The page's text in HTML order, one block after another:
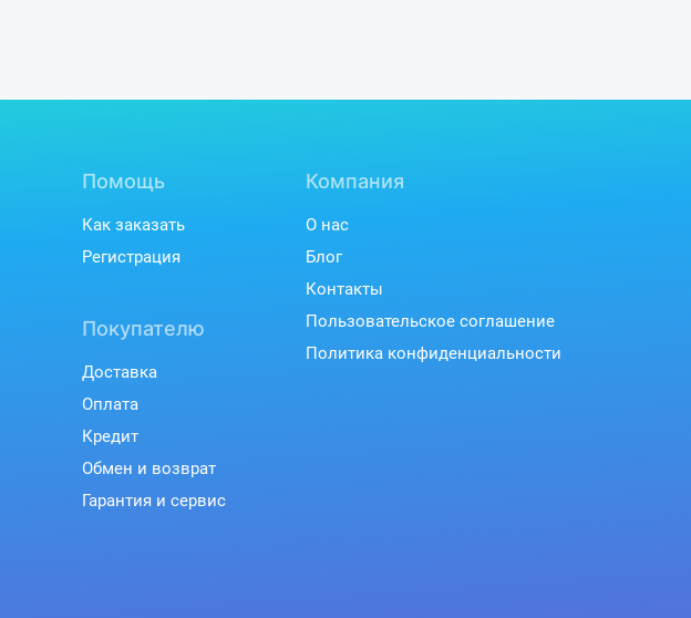
Помощь
Как заказать
Регистрация
Покупателю
Доставка
Оплата
Кредит
Обмен и возврат
Гарантия и сервис
Компания
О нас
Блог
Контакты
Пользовательское соглашение
Политика конфиденциальности